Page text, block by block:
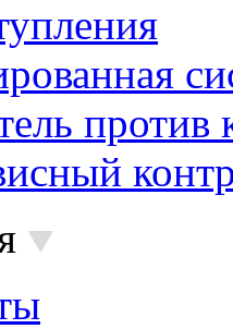
против